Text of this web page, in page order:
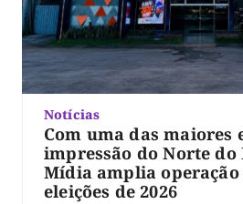
Notícias
Com uma das maiores
impressão do Norte do
Mídia amplia operação
eleições de 2026